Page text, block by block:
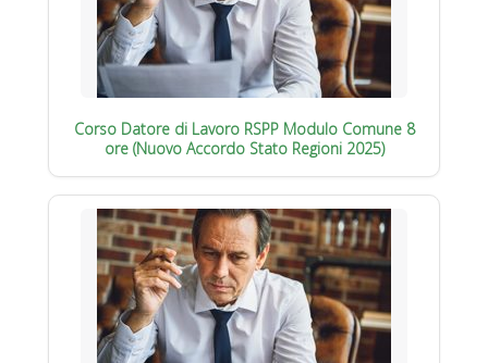
Corso Datore di Lavoro RSPP Modulo Comune 8
ore (Nuovo Accordo Stato Regioni 2025)